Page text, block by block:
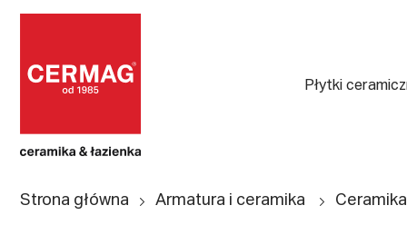
Płytki
Strona główna Armatura i ceramika